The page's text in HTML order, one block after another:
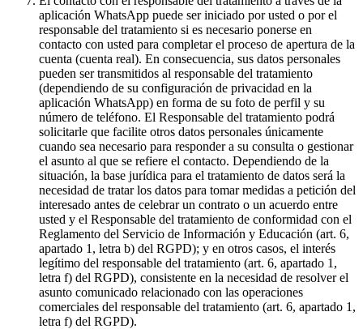
aplicación WhatsApp puede ser iniciado por usted o por el
responsable del tratamiento si es necesario ponerse en
contacto con usted para completar el proceso de apertura de la
cuenta (cuenta real). En consecuencia, sus datos personales
pueden ser transmitidos al responsable del tratamiento
(dependiendo de su configuración de privacidad en la
aplicación WhatsApp) en forma de su foto de perfil y su
número de teléfono. El Responsable del tratamiento podrá
solicitarle que facilite otros datos personales únicamente
cuando sea necesario para responder a su consulta o gestionar
el asunto al que se refiere el contacto. Dependiendo de la
situación, la base jurídica para el tratamiento de datos será la
necesidad de tratar los datos para tomar medidas a petición del
interesado antes de celebrar un contrato o un acuerdo entre
usted y el Responsable del tratamiento de conformidad con el
Reglamento del Servicio de Información y Educación (art. 6,
apartado 1, letra b) del RGPD); y en otros casos, el interés
legítimo del responsable del tratamiento (art. 6, apartado 1,
letra f) del RGPD), consistente en la necesidad de resolver el
asunto comunicado relacionado con las operaciones
comerciales del responsable del tratamiento (art. 6, apartado 1,
letra f) del RGPD).